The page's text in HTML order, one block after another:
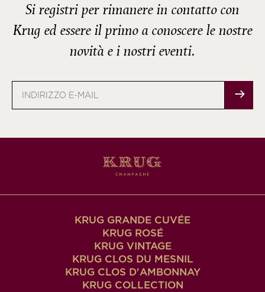
Si registri per rimanere in contatto con
Krug ed essere il primo a conoscere le nostre
novità e i nostri eventi.
KRUG GRANDE CUVÉE
KRUG ROSÉ
KRUG VINTAGE
KRUG CLOS DU MESNIL
KRUG CLOS D'AMBONNAY
KRUG COLLECTION